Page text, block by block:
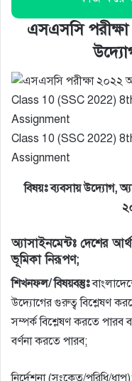
এসএসসি পরীক্ষা
Class 10 (SSC 2022)
Assignment
বিষয়ঃ ব্যবসায় উদ্যোগ,
অ্যাসাইনমেন্টঃ দেশের
ভূমিকা নিরূপণ;
শিখনফল/ বিষয়বস্তুঃ
উদ্যোগের গুরুত্ব বিশ্লেষণ
সম্পর্ক বিশ্লেষণ করতে
বর্ণনা করতে পারব;
নির্দেশনা (সংকেত/পরিধি/